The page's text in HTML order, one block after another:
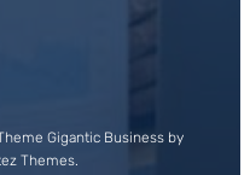
Gigantic Business by
Themes.